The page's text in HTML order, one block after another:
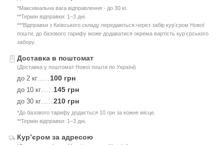
*Максимальна вага відправлення - до 30 кг.
**Термін відправки: 1–3 дні.
***Відправки з Київського складу передаються через забір курʼєром Нової
пошти, до базового тарифу може додаватися окрема вартість курʼєрського
забору.
Доставка в поштомат
(Доставка у поштомат Нової пошти по Україні)
до 2 кг..... 100 грн
до 10 кг..... 145 грн
до 30 кг.....210 грн
*До базового тарифу додається 10 грн за кожне місце.
**Термін відправки: 1–3 дні.
Курʼєром за адресою